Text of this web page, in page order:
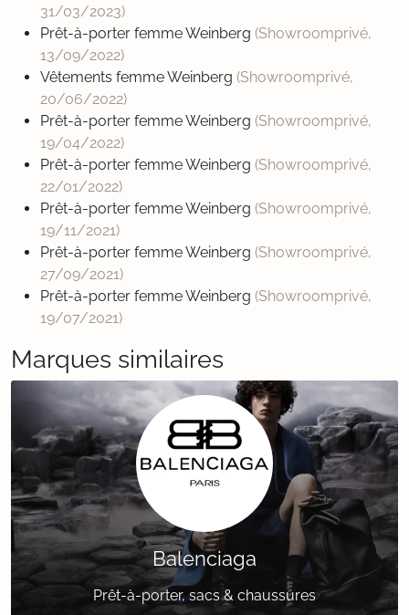
31/03/2023)
Prêt-à-porter femme Weinberg (Showroomprivé,
13/09/2022)
Vêtements femme Weinberg (Showroomprivé,
20/06/2022)
Prêt-à-porter femme Weinberg (Showroomprivé,
19/04/2022)
Prêt-à-porter femme Weinberg (Showroomprivé,
22/01/2022)
Prêt-à-porter femme Weinberg (Showroomprivé,
19/11/2021)
Prêt-à-porter femme Weinberg (Showroomprivé,
27/09/2021)
Prêt-à-porter femme Weinberg (Showroomprivé,
19/07/2021)
Marques similaires
Balenciaga
Prêt-à-porter, sacs & chaussures